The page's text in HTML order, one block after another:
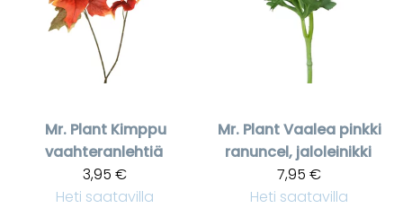
Mr. Plant Kimppu
vaahteranlehtiä
3,95 €
Heti saatavilla
Mr. PlantVaalea pinkki
ranuncel, jaloleinikki
7,95 €
Heti saatavilla